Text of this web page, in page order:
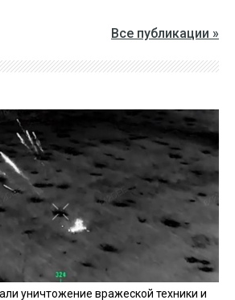
Все публикации »
уничтожение вражеской техники и